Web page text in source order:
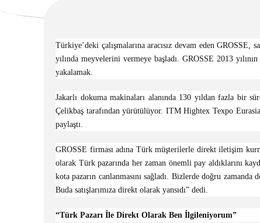
Türkiye’deki çalışmalarına aracısız devam eden GROSSE,
yılında meyvelerini vermeye başladı. GROSSE 2013
yakalamak.
Jakarlı dokuma makinaları alanında 130 yıldan fazla bir
Çelikbaş tarafından yürütülüyor. ITM Hightex Texpo Eurasia
paylaştı.
GROSSE firması adına Türk müşterilerle direkt iletişim
olarak Türk pazarında her zaman önemli pay aldıklarını
kota pazarın canlanmasını sağladı. Bizlerde doğru
Buda satışlarımıza direkt olarak yansıdı” dedi.
“Türk Pazarı İle Direkt Olarak Ben İlgileniyorum”